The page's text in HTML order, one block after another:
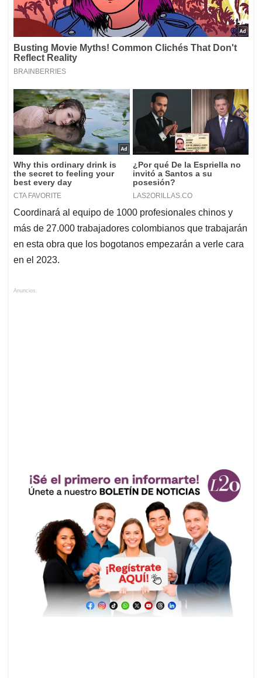
Coordinará al equipo de 1000 profesionales chinos y
más de 27.000 trabajadores colombianos que trabajarán
en esta obra que los bogotanos empezarán a verle cara
en el 2023.
Anuncios.